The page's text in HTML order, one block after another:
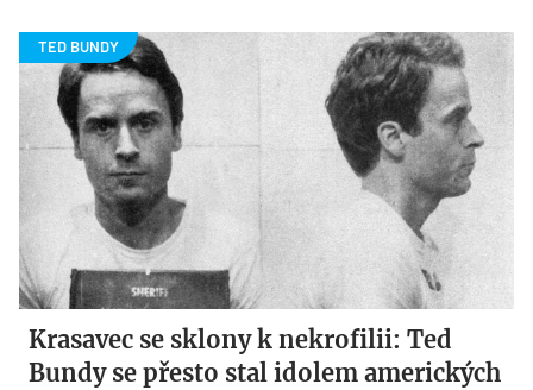
Krasavec se sklony k nekrofilii: Ted
Bundy se přesto stal idolem amerických